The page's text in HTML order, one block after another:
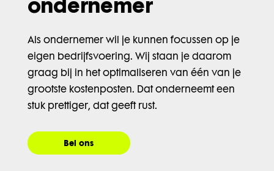
ondernemer
Als ondernemer wil je kunnen focussen op je
eigen bedrijfsvoering. Wij staan je daarom
graag bij in het optimaliseren van één van je
grootste kostenposten. Dat onderneemt een
stuk prettiger, dat geeft rust.
Bel ons